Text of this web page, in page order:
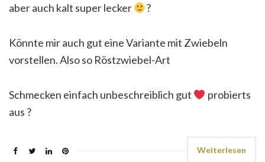
aber auch kalt super lecker
?
Könnte mir auch gut eine Variante mit Zwiebeln
vorstellen. Also so Röstzwiebel-Art
Schmecken einfach unbeschreiblich gut
probierts
aus ?
Weiterlesen